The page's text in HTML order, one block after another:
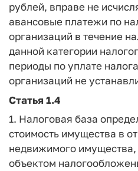
рублей, вправе не
авансовые платежи по
организаций в течение
данной категории
периоды по уплате
организаций не
Статья 1.4
1. Налоговая база
стоимость имущества в
недвижимого
объектом